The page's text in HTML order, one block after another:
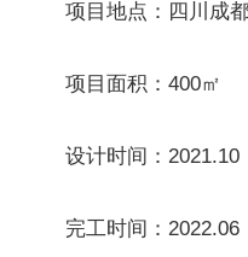
项目地点：四川成
项目面积：400㎡
设计时间：2021.10
完工时间：2022.06